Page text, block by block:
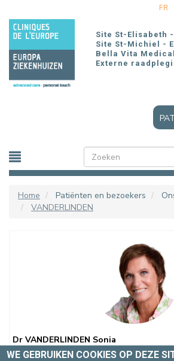
en
naar
inhoud
gaan
FR
Site St-Elisabeth -
Site St-Michiel -
Bella Vita
Externe
Home Patiënten en bezoekers
VANDERLINDEN
Dr VANDERLINDEN Sonia
WE GEBRUIKEN COOKIES OP DEZE